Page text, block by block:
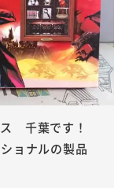
千葉です！
ョナルの製品